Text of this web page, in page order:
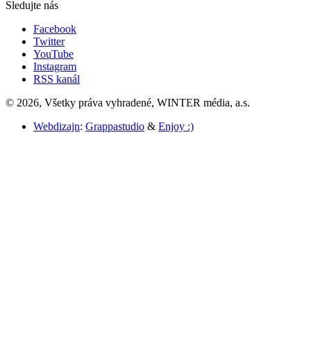
Sledujte nás
Facebook
Twitter
YouTube
Instagram
RSS kanál
© 2026, Všetky práva vyhradené, WINTER média, a.s.
Webdizajn: Grappastudio & Enjoy :)